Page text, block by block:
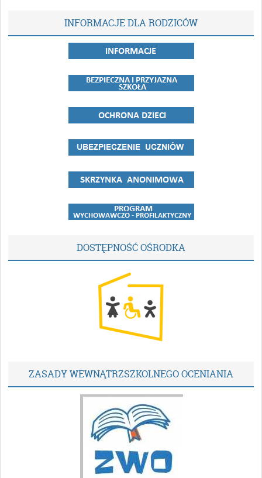
INFORMACJE DLA RODZICÓW
DOSTĘPNOŚĆ OŚRODKA
ZASADY WEWNĄTRZSZKOLNEGO OCENIANIA